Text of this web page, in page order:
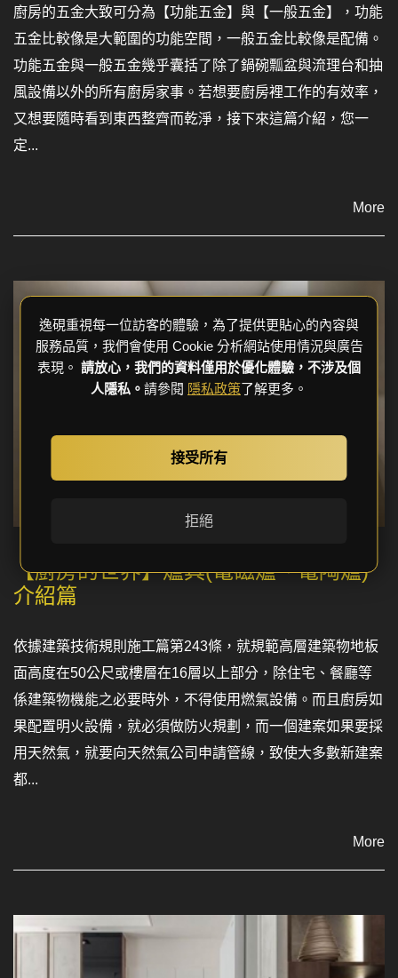
廚房的五金大致可分為【功能五金】與【一般五金】，功能
五金比較像是大範圍的功能空間，一般五金比較像是配備。
功能五金與一般五金幾乎囊括了除了鍋碗瓢盆與流理台和抽
風設備以外的所有廚房家事。若想要廚房裡工作的有效率，
又想要隨時看到東西整齊而乾淨，接下來這篇介紹，您一
定...
More
【廚房的世界】爐具(電磁爐、電陶爐)
介紹篇
依據建築技術規則施工篇第243條，就規範高層建築物地板
面高度在50公尺或樓層在16層以上部分，除住宅、餐廳等
係建築物機能之必要時外，不得使用燃氣設備。而且廚房如
果配置明火設備，就必須做防火規劃，而一個建案如果要採
用天然氣，就要向天然氣公司申請管線，致使大多數新建案
都...
More
逸硯重視每一位訪客的體驗，為了提供更貼心的內容與
服務品質，我們會使用 Cookie 分析網站使用情況與廣告
表現。 請放心，我們的資料僅用於優化體驗，不涉及個
人隱私。 請參閱 隱私政策了解更多。
接受所有
拒絕